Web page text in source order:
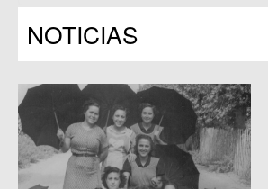
Programas
NOTICIAS